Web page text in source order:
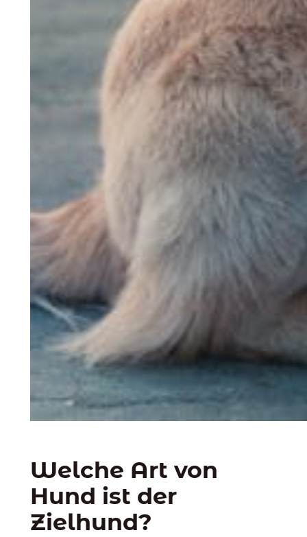
Welche Art von
Hund ist der
Zielhund?